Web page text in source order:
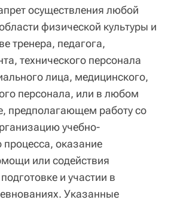
осуществления любой
физической культуры и
тренера, педагога,
технического персонала
лица, медицинского,
персонала, или в любом
предполагающем работу со
учебно-
процесса, оказание
или содействия
и участии в
Указанные